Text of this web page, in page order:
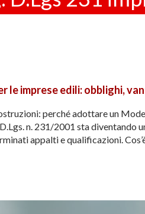
le imprese edili: obblighi,
perché adottare un
n. 231/2001 sta diventando
appalti e qualificazioni.